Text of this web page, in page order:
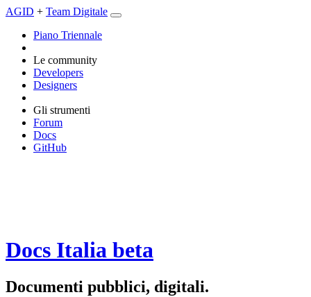
AGID + Team Digitale
Piano Triennale
Le community
Developers
Designers
Gli strumenti
Forum
Docs
GitHub
Docs Italia beta
Documenti pubblici, digitali.